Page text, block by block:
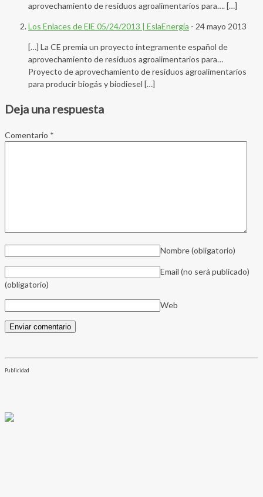
aprovechamiento de residuos agroalimentarios para…. […]
Los Enlaces de ElE 05/24/2013 | EslaEnergía - 24 mayo 2013
[…] La CE premia un proyecto íntegramente español de
aprovechamiento de residuos agroalimentarios para…
Proyecto de aprovechamiento de residuos agroalimentarios
para producir biogás y biodiesel […]
Deja una respuesta
Comentario *
Nombre(obligatorio)
Email (no será publicado)
(obligatorio)
Web
Publicidad